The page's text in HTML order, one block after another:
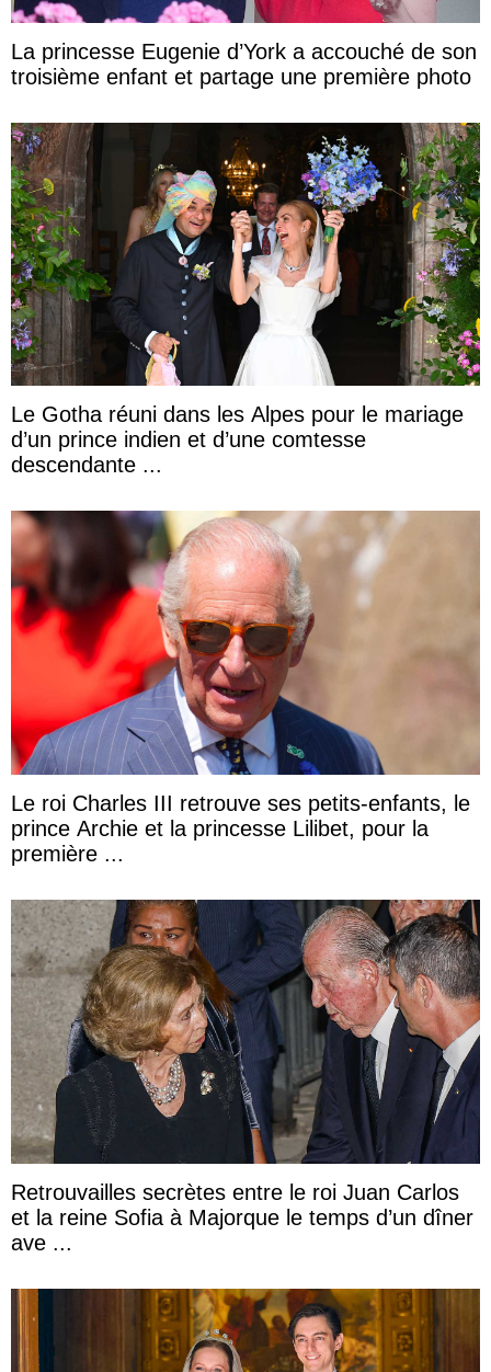
La princesse Eugenie d’York a accouché de son
troisième enfant et partage une première photo
Le Gotha réuni dans les Alpes pour le mariage
d’un prince indien et d’une comtesse
descendante ...
Le roi Charles III retrouve ses petits-enfants, le
prince Archie et la princesse Lilibet, pour la
première ...
Retrouvailles secrètes entre le roi Juan Carlos
et la reine Sofia à Majorque le temps d’un dîner
ave ...